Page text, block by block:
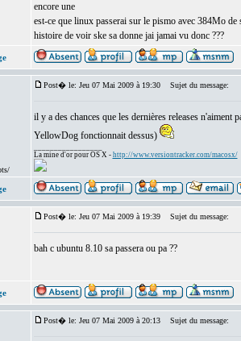
encore une
est-ce que linux passerai sur le pismo avec 384Mo de
histoire de voir ske sa donne jai jamai vu donc ???
Post� le: Jeu 07 Mai 2009 à 19:30 Sujet du message:
il y a des chances que les dernières releases
YellowDog fonctionnait dessus)
La mine d'or pour OS X - http://www.versiontracker.com/macosx/
Post� le: Jeu 07 Mai 2009 à 19:39 Sujet du message:
bah c ubuntu 8.10 sa passera ou pa ??
Post� le: Jeu 07 Mai 2009 à 20:13 Sujet du message: